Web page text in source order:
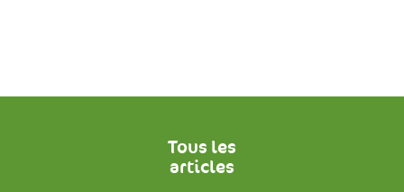
Tous les
articles